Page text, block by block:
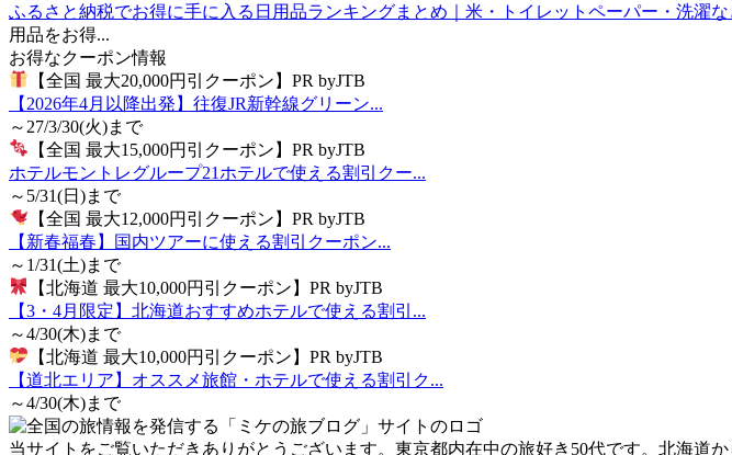
ふるさと納税でお得に手に入る日用品ランキングまとめ｜米・トイレットペーパー・洗濯な
用品をお得...
お得なクーポン情報
【全国 最大20,000円引クーポン】PR byJTB
【2026年4月以降出発】往復JR新幹線グリーン...
～27/3/30(火)まで
【全国 最大15,000円引クーポン】PR byJTB
ホテルモントレグループ21ホテルで使える割引クー...
～5/31(日)まで
【全国 最大12,000円引クーポン】PR byJTB
【新春福春】国内ツアーに使える割引クーポン...
～1/31(土)まで
【北海道 最大10,000円引クーポン】PR byJTB
【3・4月限定】北海道おすすめホテルで使える割引...
～4/30(木)まで
【北海道 最大10,000円引クーポン】PR byJTB
【道北エリア】オススメ旅館・ホテルで使える割引ク...
～4/30(木)まで
当サイトをご覧いただきありがとうございます。東京都内在中の旅好き50代です。北海